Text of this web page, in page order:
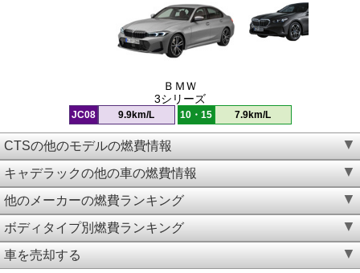
ＢＭＷ
3シリーズ
JC08 9.9km/L 10・15 7.9km/L
CTSの他のモデルの燃費情報
キャデラックの他の車の燃費情報
他のメーカーの燃費ランキング
ボディタイプ別燃費ランキング
車を売却する